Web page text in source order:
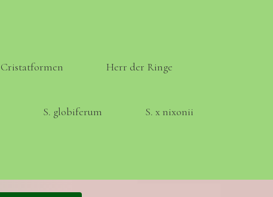
Cristatformen Herr der Ringe
S. globiferum S. x nixonii